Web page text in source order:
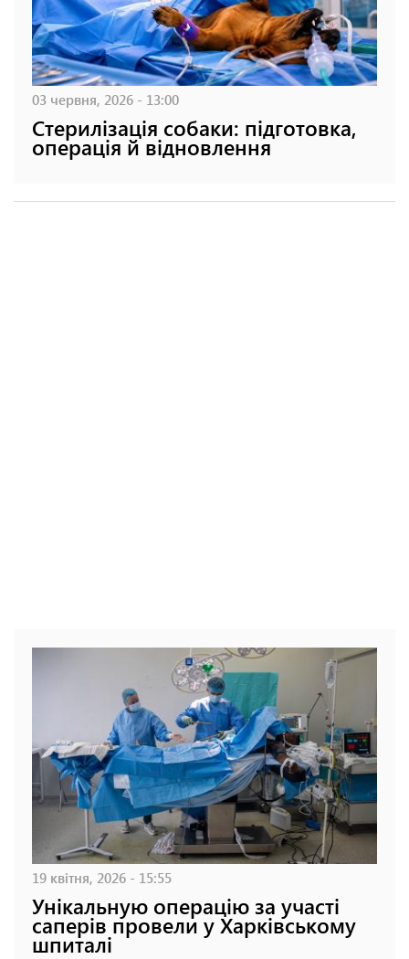
03 червня, 2026 - 13:00
Стерилізація собаки: підготовка,
операція й відновлення
19 квітня, 2026 - 15:55
Унікальную операцію за участі
саперів провели у Харківському
шпиталі